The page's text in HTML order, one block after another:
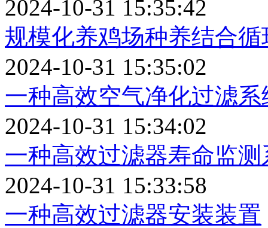
2024-10-31 15:35:42
规模化养鸡场种养结合
2024-10-31 15:35:02
一种高效空气净化过滤系
2024-10-31 15:34:02
一种高效过滤器寿命监测
2024-10-31 15:33:58
一种高效过滤器安装装置